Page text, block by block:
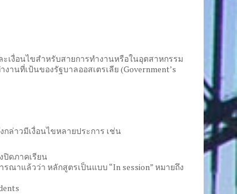
เงื่อนไขสำหรับสายการทำงานหรือในอุตสาหกรรม
นที่เป้นของรัฐบาลออสเตรเลีย (Government’s
ล่าวมีเงื่อนไขหลายประการ เช่น
ปิดภาคเรียน
ณาแล้วว่า หลักสูตรเป็นแบบ “In session” หมายถึง